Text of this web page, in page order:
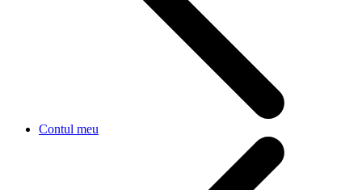
Contul meu